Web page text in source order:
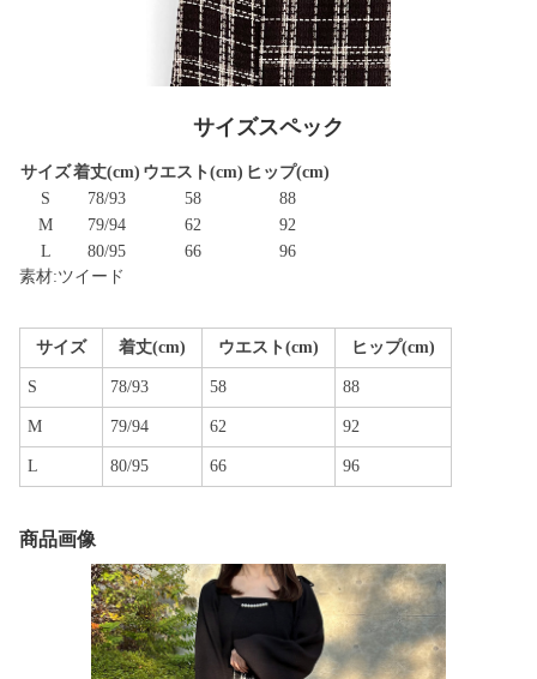
サイズスペック
サイズ着丈(cm) ウエスト(cm) ヒップ(cm)
S
78/93 58
88
M
79/94 62
92
L
80/95 66
96
素材:ツイード
サイズ 着丈(cm) ウエスト(cm) ヒップ(cm)
S 78/93 58 88
M 79/94 62 92
L 80/95 66 96
商品画像